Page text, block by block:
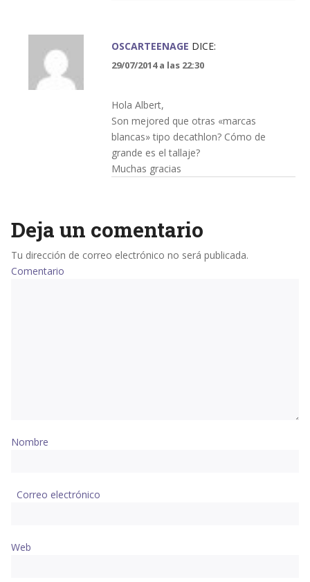
OSCARTEENAGE DICE:
29/07/2014 a las 22:30
Hola Albert,
Son mejored que otras «marcas
blancas» tipo decathlon? Cómo de
grande es el tallaje?
Muchas gracias
Deja un comentario
Tu dirección de correo electrónico no será publicada.
Comentario
Nombre
Correo electrónico
Web